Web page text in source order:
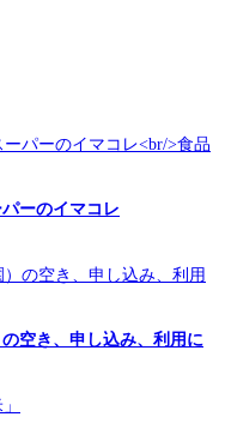
ーのイマコレ
空き、申し込み、利用に